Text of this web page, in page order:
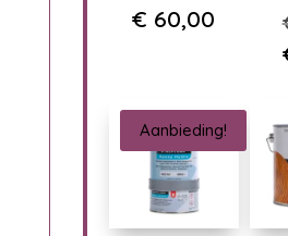
€ 60,00
Aanbieding!